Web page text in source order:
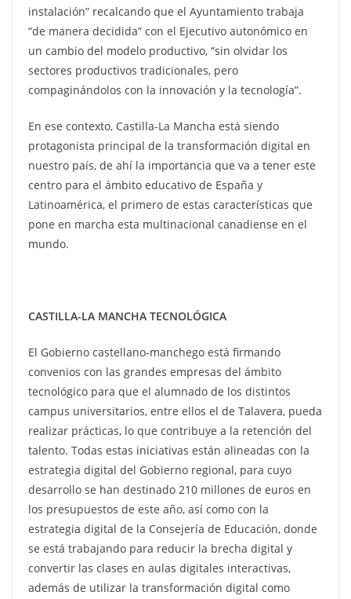
instalación” recalcando que el Ayuntamiento trabaja
“de manera decidida” con el Ejecutivo autonómico en
un cambio del modelo productivo, “sin olvidar los
sectores productivos tradicionales, pero
compaginándolos con la innovación y la tecnología”.
En ese contexto, Castilla-La Mancha está siendo
protagonista principal de la transformación digital en
nuestro país, de ahí la importancia que va a tener este
centro para el ámbito educativo de España y
Latinoamérica, el primero de estas características que
pone en marcha esta multinacional canadiense en el
mundo.
CASTILLA-LA MANCHA TECNOLÓGICA
El Gobierno castellano-manchego está firmando
convenios con las grandes empresas del ámbito
tecnológico para que el alumnado de los distintos
campus universitarios, entre ellos el de Talavera, pueda
realizar prácticas, lo que contribuye a la retención del
talento. Todas estas iniciativas están alineadas con la
estrategia digital del Gobierno regional, para cuyo
desarrollo se han destinado 210 millones de euros en
los presupuestos de este año, así como con la
estrategia digital de la Consejería de Educación, donde
se está trabajando para reducir la brecha digital y
convertir las clases en aulas digitales interactivas,
además de utilizar la transformación digital como